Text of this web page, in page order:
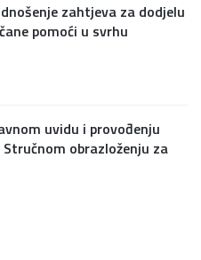
zahtjeva za dodjelu
pomoći u svrhu
uvidu i provođenju
obrazloženju za